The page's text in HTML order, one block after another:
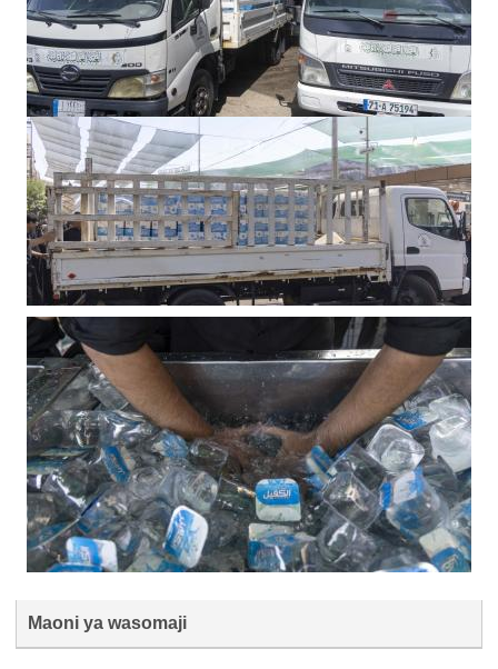
Maoni ya wasomaji